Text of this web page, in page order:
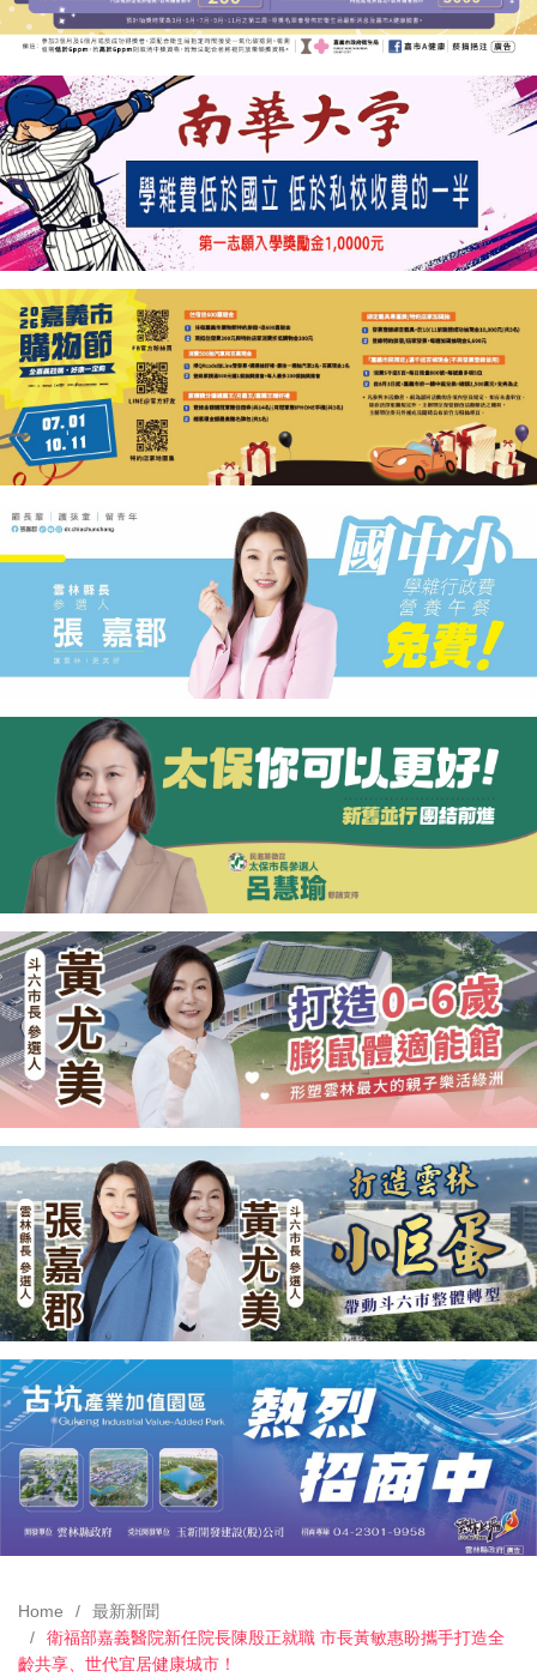
Home
最新新聞
衛福部嘉義醫院新任院長陳殷正就職 市長黃敏惠盼攜手打造全
齡共享、世代宜居健康城市！